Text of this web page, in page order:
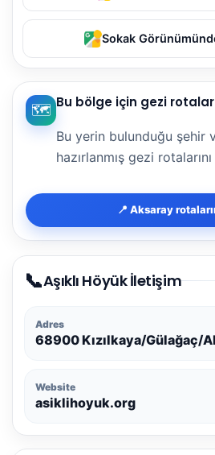
Sokak
🗺️ Bu bölge için gezi
Bu yerin bulunduğu şehir
hazırlanmış gezi
📍 Aksaray
📞Aşıklı Höyük İletişim
Adres
68900 Kızılkaya/Gülağaç/
Website
asiklihoyuk.org